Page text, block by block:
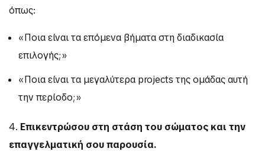
όπως:
«Ποια είναι τα επόμενα βήματα στη διαδικασία
επιλογής;»
«Ποια είναι τα μεγαλύτερα projects της ομάδας αυτή
την περίοδο;»
4. Επικεντρώσου στη στάση του σώματος και την
επαγγελματική σου παρουσία.